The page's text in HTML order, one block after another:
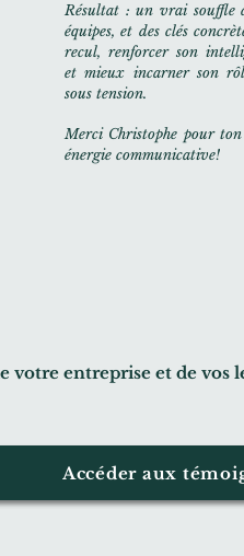
Résultat : un vrai souffle
équipes, et des clés
recul, renforcer son
et mieux incarner son
sous tension.
Merci Christophe pour
énergie communicative!
votre entreprise et de vos
Accéder aux